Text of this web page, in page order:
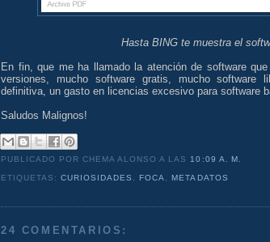
Hasta BING te muestra el
En fin, que me ha llamado la atención de software
versiones, mucho software gratis, mucho software
definitiva, un gasto en licencias excesivo para software
Saludos Malignos!
PUBLICADO POR CHEMA ALONSOA LAS 10:09 A. M.
ETIQUETAS:CURIOSIDADES , FOCA, METADATOS
24 COMENTARIOS: